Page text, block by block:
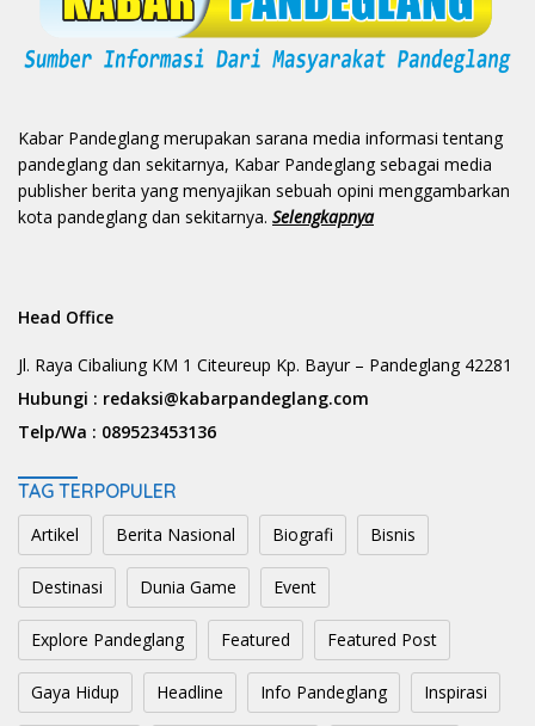
Kabar Pandeglang merupakan sarana media informasi tentang
pandeglang dan sekitarnya, Kabar Pandeglang sebagai media
publisher berita yang menyajikan sebuah opini menggambarkan
kota pandeglang dan sekitarnya. Selengkapnya
Head Office
Jl. Raya Cibaliung KM 1 Citeureup Kp. Bayur – Pandeglang 42281
Hubungi : redaksi@kabarpandeglang.com
Telp/Wa : 089523453136
TAG TERPOPULER
Artikel Berita Nasional Biografi Bisnis
Destinasi Dunia Game Event
Explore Pandeglang Featured Featured Post
Gaya Hidup Headline Info Pandeglang Inspirasi